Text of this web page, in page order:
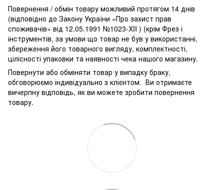
Повернення / обмін товару можливий протягом 14 днів
(відповідно до Закону України «Про захист прав
споживачів» від 12.05.1991 №1023-XII ) (крім Фрез і
інструментів, за умови що товар не був у використанні,
збереження його товарного вигляду, комплектності,
цілісності упаковки та наявності чека нашого магазину.
Повернути або обміняти товар у випадку браку,
обговорюємо індивідуально з клієнтом. Ви отримаєте
вичерпну відповідь, як ви можете зробити повернення
товару.